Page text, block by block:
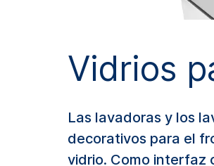
Vidrios
Las lavadoras y los
decorativos para el
vidrio. Como interfaz